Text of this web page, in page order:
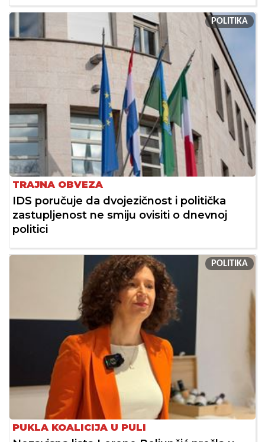
POLITIKA
TRAJNA OBVEZA
IDS poručuje da dvojezičnost i politička
zastupljenost ne smiju ovisiti o dnevnoj
politici
POLITIKA
PUKLA KOALICIJA U PULI